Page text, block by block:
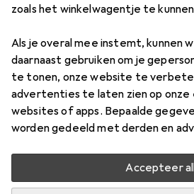
zoals het winkelwagentje te
Als je overal mee instemt, kunnen
daarnaast gebruiken om je
te tonen, onze website te
advertenties te laten zien op onze
websites of apps. Bepaalde
worden gedeeld met derden en
Accepteer
Accessoires voor
Vulkaan Expeditie
Vind bijpassende accessoires voor
Vulkaan Expeditie uit de categorie